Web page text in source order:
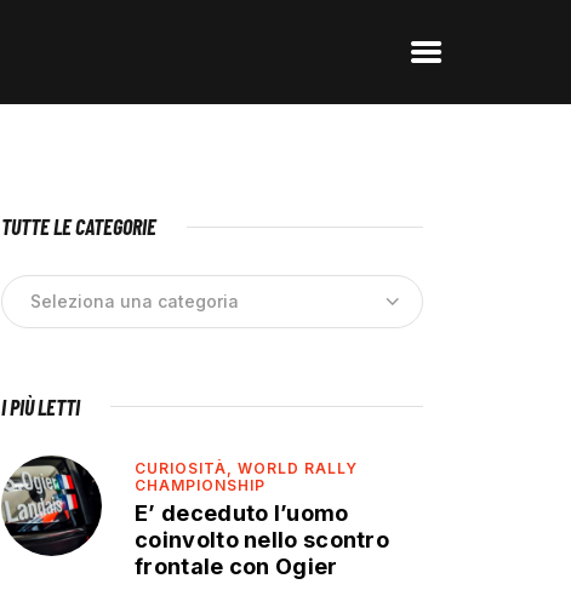
TUTTE LE CATEGORIE
I PIÙ LETTI
CURIOSITÀ,WORLD RALLY
CHAMPIONSHIP
E’ deceduto l’uomo
coinvolto nello scontro
frontale con Ogier